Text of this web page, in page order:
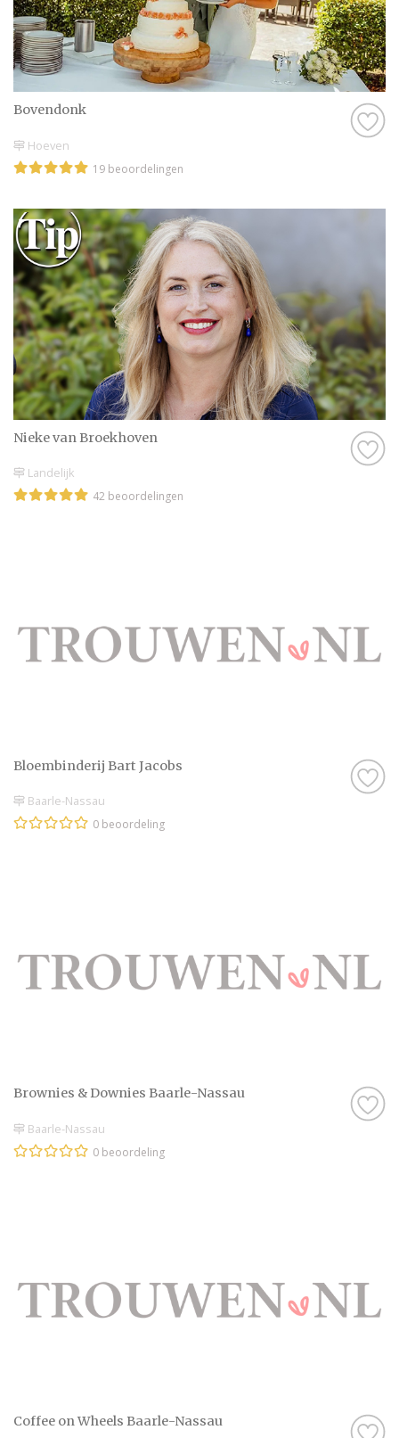
Bovendonk
Hoeven
19 beoordelingen
Nieke van Broekhoven
Landelijk
42 beoordelingen
Bloembinderij Bart Jacobs
Baarle-Nassau
0 beoordeling
Brownies & Downies Baarle-Nassau
Baarle-Nassau
0 beoordeling
Coffee on Wheels Baarle-Nassau